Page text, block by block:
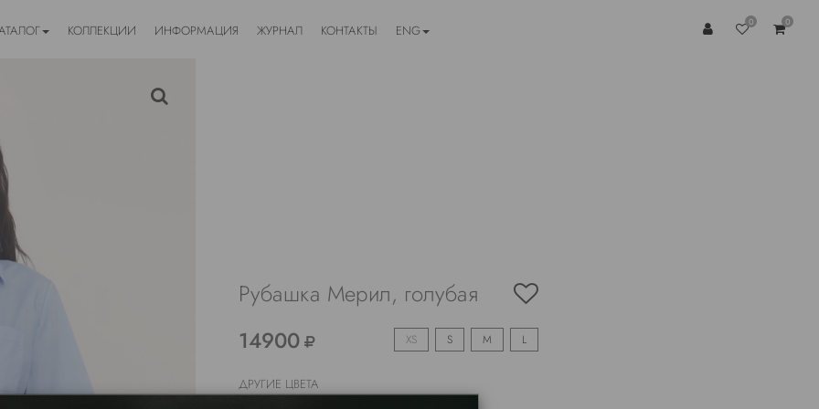
КОЛЛЕКЦИИ ИНФОРМАЦИЯ ЖУРНАЛ КОНТАКТЫ ENG
0 0
Рубашка Мерил, голубая
14900 XS S M L
ДРУГИЕ ЦВЕТА